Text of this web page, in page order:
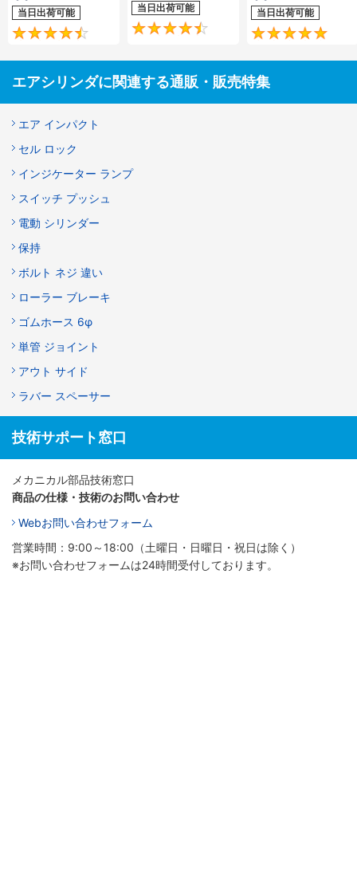
当日出荷可能
4.6
当日出荷可能
4.5
当日出荷可能
エアシリンダに関連する通販・販売特集
エア インパクト
セル ロック
インジケーター ランプ
スイッチ プッシュ
電動 シリンダー
保持
ボルト ネジ 違い
ローラー ブレーキ
ゴムホース 6φ
単管 ジョイント
アウト サイド
ラバー スペーサー
技術サポート窓口
メカニカル部品技術窓口
商品の仕様・技術のお問い合わせ
Webお問い合わせフォーム
営業時間：9:00～18:00（土曜日・日曜日・祝日は除く）
※お問い合わせフォームは24時間受付しております。